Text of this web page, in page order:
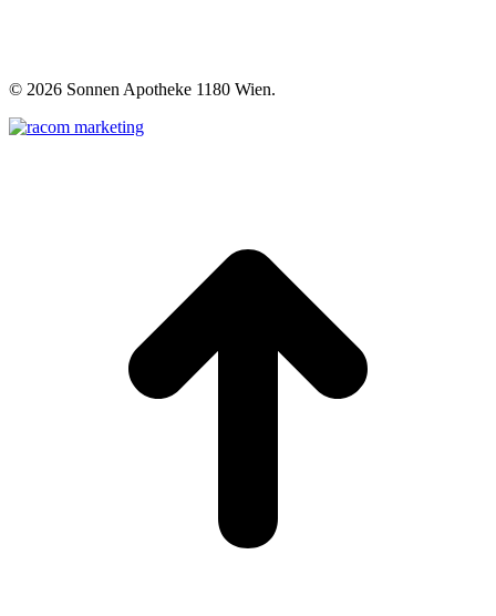
© 2026 Sonnen Apotheke 1180 Wien.